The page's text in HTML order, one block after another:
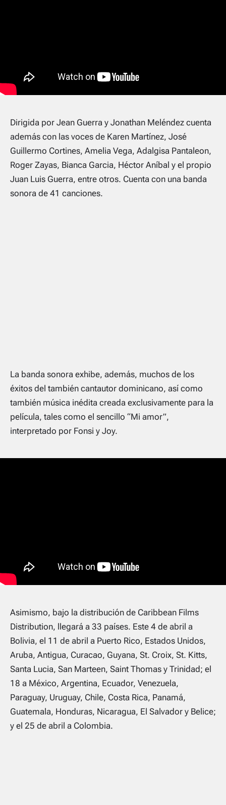
Dirigida por Jean Guerra y Jonathan Meléndez cuenta
además con las voces de Karen Martínez, José
Guillermo Cortines, Amelia Vega, Adalgisa Pantaleon,
Roger Zayas, Bianca Garcia, Héctor Aníbal y el propio
Juan Luis Guerra, entre otros. Cuenta con una banda
sonora de 41 canciones.
La banda sonora exhibe, además, muchos de los
éxitos del también cantautor dominicano, así como
también música inédita creada exclusivamente para la
película, tales como el sencillo “Mi amor”,
interpretado por Fonsi y Joy.
Asimismo, bajo la distribución de Caribbean Films
Distribution, llegará a 33 países. Este 4 de abril a
Bolivia, el 11 de abril a Puerto Rico, Estados Unidos,
Aruba, Antigua, Curacao, Guyana, St. Croix, St. Kitts,
Santa Lucia, San Marteen, Saint Thomas y Trinidad; el
18 a México, Argentina, Ecuador, Venezuela,
Paraguay, Uruguay, Chile, Costa Rica, Panamá,
Guatemala, Honduras, Nicaragua, El Salvador y Belice;
y el 25 de abril a Colombia.